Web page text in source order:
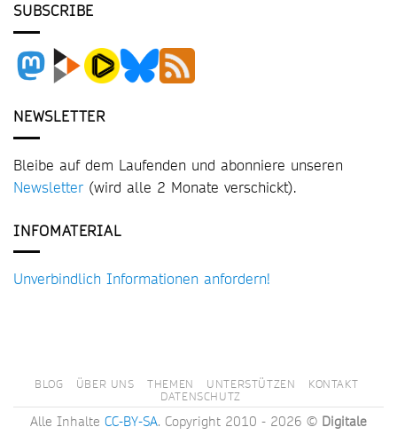
SUBSCRIBE
NEWSLETTER
Bleibe auf dem Laufenden und abonniere unseren
Newsletter (wird alle 2 Monate verschickt).
INFOMATERIAL
Unverbindlich Informationen anfordern!
BLOG ÜBER UNS THEMEN UNTERSTÜTZEN
KONTAKT
DATENSCHUTZ
Alle Inhalte CC-BY-SA. Copyright 2010 - 2026 © Digitale